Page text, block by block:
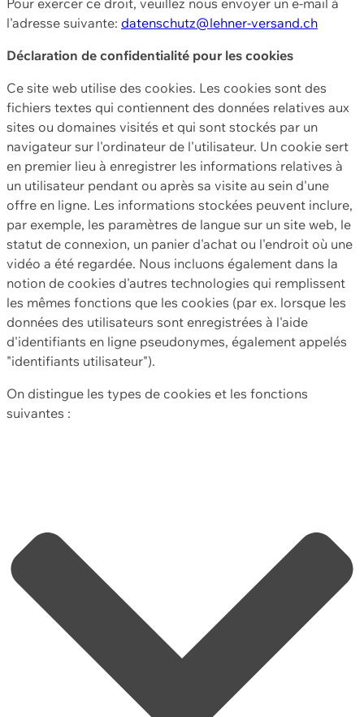
l'adresse suivante: datenschutz@lehner-versand.ch
Déclaration de confidentialité pour les cookies
Ce site web utilise des cookies. Les cookies sont des
fichiers textes qui contiennent des données relatives aux
sites ou domaines visités et qui sont stockés par un
navigateur sur l'ordinateur de l'utilisateur. Un cookie sert
en premier lieu à enregistrer les informations relatives à
un utilisateur pendant ou après sa visite au sein d'une
offre en ligne. Les informations stockées peuvent inclure,
par exemple, les paramètres de langue sur un site web, le
statut de connexion, un panier d'achat ou l'endroit où une
vidéo a été regardée. Nous incluons également dans la
notion de cookies d'autres technologies qui remplissent
les mêmes fonctions que les cookies (par ex. lorsque les
données des utilisateurs sont enregistrées à l'aide
d'identifiants en ligne pseudonymes, également appelés
"identifiants utilisateur").
On distingue les types de cookies et les fonctions
suivantes :